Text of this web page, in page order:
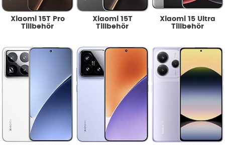
Xiaomi 15T Pro
Tillbehör
Xiaomi 15T
Tillbehör
Xiaomi 15 Ultra
Tillbehör